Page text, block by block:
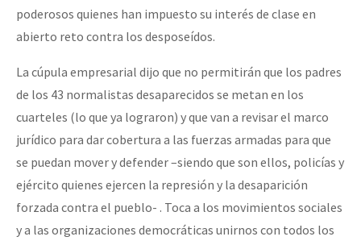
poderosos quienes han impuesto su interés de clase en
abierto reto contra los desposeídos.
La cúpula empresarial dijo que no permitirán que los padres
de los 43 normalistas desaparecidos se metan en los
cuarteles (lo que ya lograron) y que van a revisar el marco
jurídico para dar cobertura a las fuerzas armadas para que
se puedan mover y defender –siendo que son ellos, policías y
ejército quienes ejercen la represión y la desaparición
forzada contra el pueblo- . Toca a los movimientos sociales
y a las organizaciones democráticas unirnos con todos los